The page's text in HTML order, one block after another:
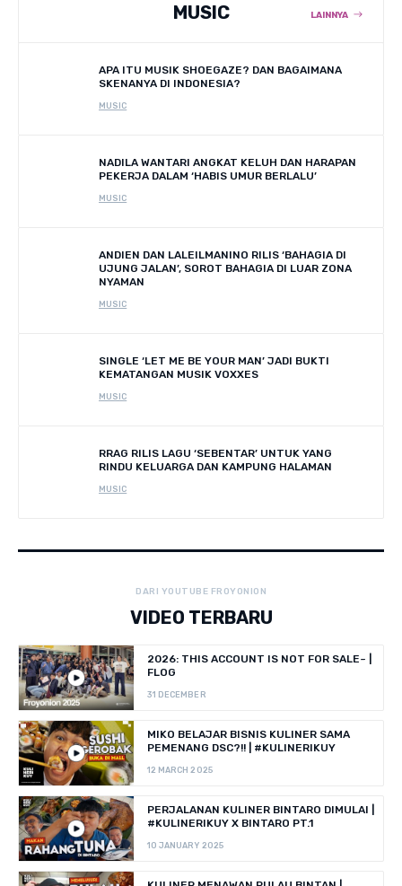
MUSIC LAINNYA
APA ITU MUSIK SHOEGAZE? DAN BAGAIMANA
SKENANYA DI INDONESIA?
MUSIC
NADILA WANTARI ANGKAT KELUH DAN HARAPAN
PEKERJA DALAM ‘HABIS UMUR BERLALU’
MUSIC
ANDIEN DAN LALEILMANINO RILIS ‘BAHAGIA DI
UJUNG JALAN’, SOROT BAHAGIA DI LUAR ZONA
NYAMAN
MUSIC
SINGLE ‘LET ME BE YOUR MAN’ JADI BUKTI
KEMATANGAN MUSIK VOXXES
MUSIC
RRAG RILIS LAGU ‘SEBENTAR’ UNTUK YANG
RINDU KELUARGA DAN KAMPUNG HALAMAN
MUSIC
DARI YOUTUBE FROYONION
VIDEO TERBARU
2026: THIS ACCOUNT IS NOT FOR SALE~ |
FLOG
31 DECEMBER
MIKO BELAJAR BISNIS KULINER SAMA
PEMENANG DSC?!! | #KULINERIKUY
12 MARCH 2025
PERJALANAN KULINER BINTARO DIMULAI |
#KULINERIKUY X BINTARO PT.1
10 JANUARY 2025